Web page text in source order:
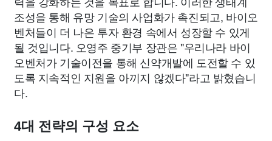
조성을 통해 유망 기술의 사업화가 촉진되고, 바이오
벤처들이 더 나은 투자 환경 속에서 성장할 수 있게
될 것입니다. 오영주 중기부 장관은 "우리나라 바이
오벤처가 기술이전을 통해 신약개발에 도전할 수 있
도록 지속적인 지원을 아끼지 않겠다"라고 밝혔습니
다.
4대 전략의 구성 요소